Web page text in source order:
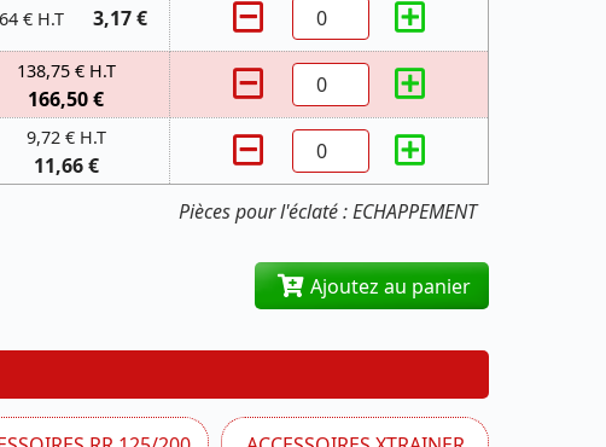
Pièces pour l'éclaté : ECHAPPEMENT
€ H.T 3,17 €
138,75 € H.T
166,50 €
9,72 € H.T
11,66 €
Ajoutez au panier